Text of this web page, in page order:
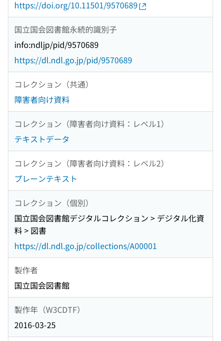
https://doi.org/10.11501/9570689
国立国会図書館永続的識別子
info:ndljp/pid/9570689
https://dl.ndl.go.jp/pid/9570689
コレクション（共通）
障害者向け資料
コレクション（障害者向け資料：レベル1）
テキストデータ
コレクション（障害者向け資料：レベル2）
プレーンテキスト
コレクション（個別）
国立国会図書館デジタルコレクション > デジタル化資
料 > 図書
https://dl.ndl.go.jp/collections/A00001
製作者
国立国会図書館
製作年（W3CDTF）
2016-03-25